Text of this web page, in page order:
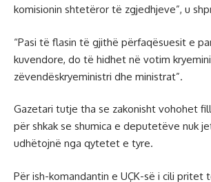
komisionin shtetëror të zgjedhjeve”, u
“Pasi të flasin të gjithë përfaqësuesit e
kuvendore, do të hidhet në votim
zëvendëskryeministri dhe ministrat”.
Gazetari tutje tha se zakonisht vohohet
për shkak se shumica e deputetëve nuk
udhëtojnë nga qytetet e tyre.
Për ish-komandantin e UÇK-së i cili pritet